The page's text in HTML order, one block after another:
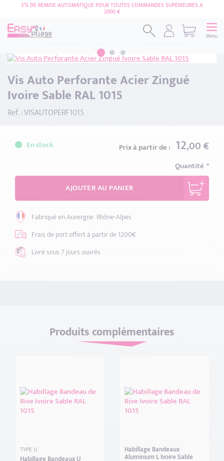
5% DE REMISE AUTOMATIQUE POUR TOUTES COMMANDES SUPÉRIEURES A
2000 €
Menu
Vis Auto Perforante Acier Zingué
Ivoire Sable RAL 1015
Ref. : VISAUTOPERF1015
En stock Prix à partir de : 12,00 €
Quantité
AJOUTER AU PANIER
Fabriqué en Auvergne Rhône-Alpes
Frais de port offertà partir de 1200€
Livré sous 7 joursouvrés
Produits complémentaires
TYPE U Habillage Bandeaux
Aluminium L Ivoire Sable